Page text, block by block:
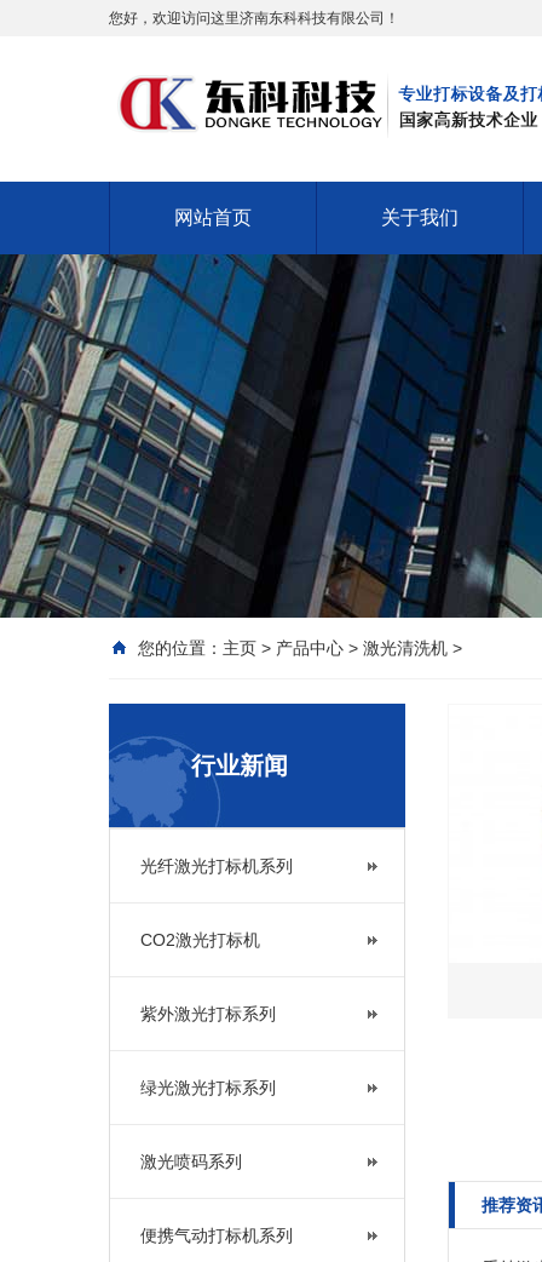
您好，欢迎访问这里济南东科科技有限公司！
网站首页 关于我们
您的位置： 主页 > 产品中心 > 激光清洗机 >
行业新闻
光纤激光打标机系列
CO2激光打标机
紫外激光打标系列
绿光激光打标系列
激光喷码系列
便携气动打标机系列
推荐资